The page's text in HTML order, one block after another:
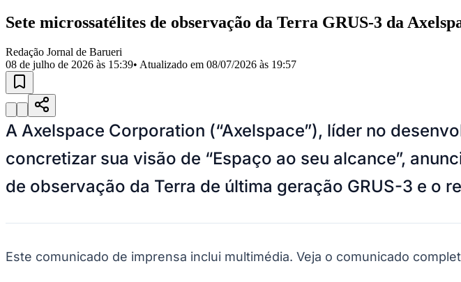
Obras
Educação
Bairros de Barueri
Selecione sua região
AldeiaAldeia da Serra
MilitarItapeviJandiraJardim AudirJardim Belval Jardim CalifórniaJardim dos Altos Jardim dos Camargos
Jardim Maria Helena Jardim Mutinga Jardim Paulista
AldeinhaOsascoParque dos CamargosParque ImperialParque Santa Luzia Parque VianaPirapora do
Conde
Vila Engenho NovoVila Márcia Vila Nossa Sra. da EscadaVila Porto Votupoca
Para Sua Empresa
Sete microssatélites de observação da Terra GRUS-3 da
Redação Jornal de Barueri
08 de julho de 2026 às 15:39• Atualizado em 08/07/2026 às 19:57
A Axelspace Corporation (“Axelspace”), líder no
concretizar sua visão de “Espaço ao seu alcance”,
de observação da Terra de última geração GRUS-3 e o
Este comunicado de imprensa inclui multimédia. Veja o comunicado